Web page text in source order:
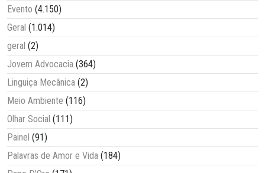
Evento (4.150)
Geral (1.014)
geral (2)
Jovem Advocacia (364)
Linguiça Mecânica (2)
Meio Ambiente (116)
Olhar Social (111)
Painel (91)
Palavras de Amor e Vida (184)